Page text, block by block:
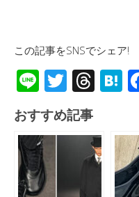
この記事をSNSでシェア!
Li
n
e
T
wi
tt
er
T
a
d
H
n
a
おすすめ記事